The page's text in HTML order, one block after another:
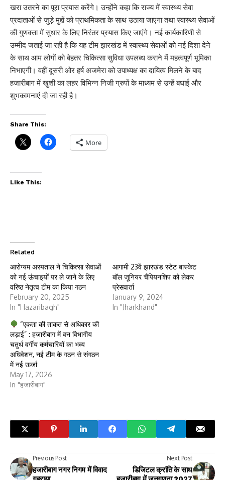
खरा उतरने का पूरा प्रयास करेंगे। उन्होंने कहा कि राज्य में स्वास्थ्य सेवा
प्रदाताओं से जुड़े मुद्दों को प्राथमिकता के साथ उठाया जाएगा तथा स्वास्थ्य सेवाओं
की गुणवत्ता में सुधार के लिए निरंतर प्रयास किए जाएंगे। नई कार्यकारिणी से
उम्मीद जताई जा रही है कि यह टीम झारखंड में स्वास्थ्य सेवाओं को नई दिशा देने
के साथ आम लोगों को बेहतर चिकित्सा सुविधा उपलब्ध कराने में महत्वपूर्ण भूमिका
निभाएगी। वहीं दूसरी ओर हर्ष अजमेरा को उपाध्यक्ष का दायित्व मिलने के बाद
हजारीबाग में खुशी का लहर विभिन्न निजी ग्रुपों के माध्यम से उन्हें बधाई और
शुभकामनाएं दी जा रही है।
Share This:
More
Like This:
Related
आरोग्यम अस्पताल ने चिकित्सा सेवाओं
को नई ऊंचाइयों पर ले जाने के लिए
वरिष्ठ नेतृत्व टीम का किया गठन
February 20, 2025
In "Hazaribagh"
आगामी 23वें झारखंड स्टेट बास्केट
बॉल जूनियर चैंपियनशिप को लेकर
प्रेसवार्ता
January 9, 2024
In "Jharkhand"
“एकता की ताकत से अधिकार की
लड़ाई” : हजारीबाग में वन विभागीय
चतुर्थ वर्गीय कर्मचारियों का भव्य
अधिवेशन, नई टीम के गठन से संगठन
में नई ऊर्जा
May 17, 2026
In "हजारीबाग"
Previous Post
हजारीबाग नगर निगम में विवाद
Next Post
डिजिटल क्रांति के साथ